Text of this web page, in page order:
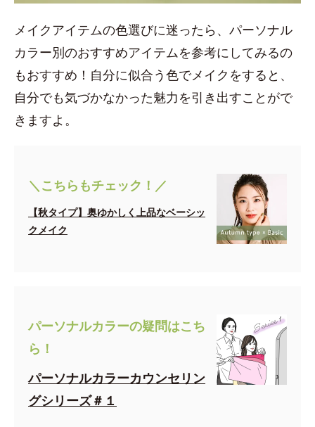
メイクアイテムの色選びに迷ったら、パーソナル
カラー別のおすすめアイテムを参考にしてみるの
もおすすめ！自分に似合う色でメイクをすると、
自分でも気づかなかった魅力を引き出すことがで
きますよ。
＼こちらもチェック！／
【秋タイプ】奥ゆかしく上品なベーシッ
クメイク
パーソナルカラーの疑問はこち
ら！
パーソナルカラーカウンセリン
グシリーズ＃１